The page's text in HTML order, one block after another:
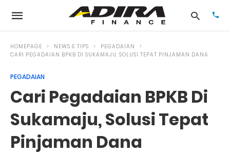
HOMEPAGE NEWS & TIPS
PEGADAIAN
CARI PEGADAIAN BPKB DI SUKAMAJU, SOLUSI TEPAT PINJAMAN DANA
PEGADAIAN
Cari Pegadaian BPKB Di
Sukamaju, Solusi Tepat
Pinjaman Dana